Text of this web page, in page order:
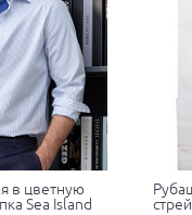
в цветную
Sea Island